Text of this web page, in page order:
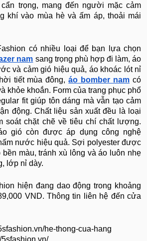
trọng, mang đến người mặc cảm
khí vào mùa hè và ấm áp, thoải mái
có nhiều loại để bạn lựa chọn
nam sang trọng phù hợp đi làm, áo
và cảm gió hiệu quả, áo khoác lót nỉ
tiết mùa đông,áo bomber nam có
khỏe khoắn. Form của trang phục phổ
fit giúp tôn dáng mà vẫn tạo cảm
động. Chất liệu sản xuất đều là loại
soát chặt chẽ về tiêu chí chất lượng.
gió còn được áp dụng công nghệ
nước hiệu quả. Sợi polyester được
màu, tránh xù lông và áo luôn nhẹ
lớp nỉ dày.
hiện đang dao động trong khoảng
VND. Thông tin liên hệ đến cửa
he-thong-cua-hang